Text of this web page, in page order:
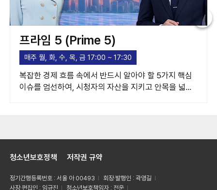
프라임 5 (Prime 5)
매주 월, 화, 수, 목, 금 17:00 ~ 17:30
복잡한 경제 흐름 속에서 반드시 알아야 할 5가지 핵심
이슈를 엄선하여, 시청자의 자산을 지키고 안목을 넓혀
청소년보호정책 저작권 규약
정기간행등록번호 : 서울 아 00493
회장·발행인 : 곽영길
사장·편집인 : 임규진
청소년보호책임자 : 전운